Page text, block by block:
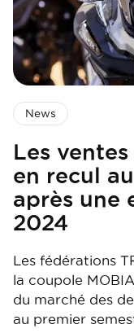
News
Les
en recul
après une
2024
Les fédérations
la coupole
du marché des
au premier